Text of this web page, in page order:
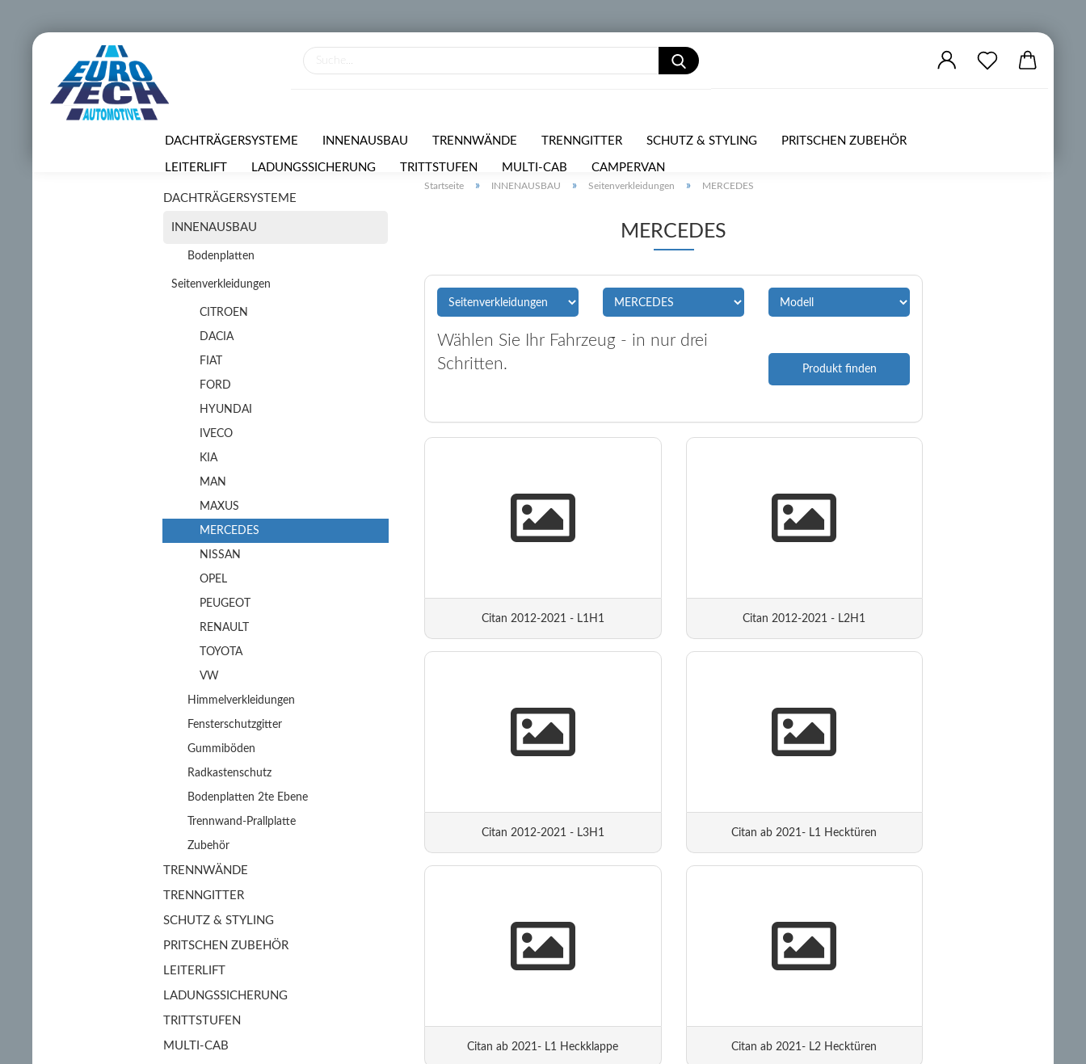
DACHTRÄGERSYSTEME INNENAUSBAU TRENNWÄNDE TRENNGITTER SCHUTZ & STYLING PRITSCHEN ZUBEHÖR
LEITERLIFT LADUNGSSICHERUNG TRITTSTUFEN MULTI-CAB
CAMPERVAN
PKW ZUBEHÖR
Startseite » INNENAUSBAU » Seitenverkleidungen » MERCEDES
MERCEDES
Wählen Sie Ihr Fahrzeug - in nur drei
Schritten.
Produkt finden
Citan 2012-2021 - L1H1 Citan 2012-2021 - L2H1
Citan 2012-2021 - L3H1 Citan ab 2021- L1 Hecktüren
Citan ab 2021- L1 Heckklappe Citan ab 2021- L2 Hecktüren
DACHTRÄGERSYSTEME
INNENAUSBAU
Bodenplatten
Seitenverkleidungen
CITROEN
DACIA
FIAT
FORD
HYUNDAI
IVECO
KIA
MAN
MAXUS
MERCEDES
NISSAN
OPEL
PEUGEOT
RENAULT
TOYOTA
VW
Himmelverkleidungen
Fensterschutzgitter
Gummiböden
Radkastenschutz
Bodenplatten 2te Ebene
Trennwand-Prallplatte
Zubehör
TRENNWÄNDE
TRENNGITTER
SCHUTZ & STYLING
PRITSCHEN ZUBEHÖR
LEITERLIFT
LADUNGSSICHERUNG
TRITTSTUFEN
MULTI-CAB